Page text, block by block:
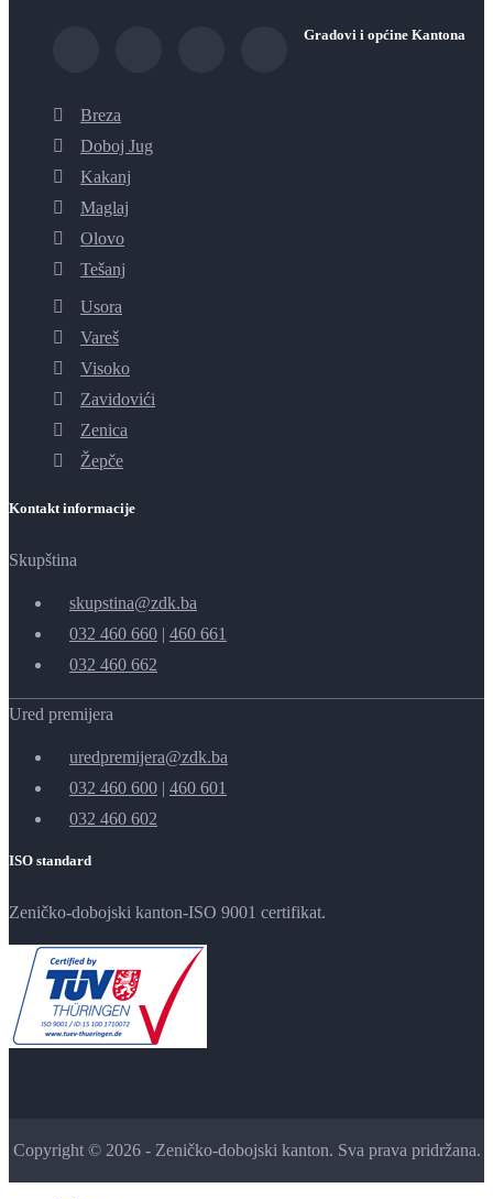
Gradovi i općine Kantona
Breza
Doboj Jug
Kakanj
Maglaj
Olovo
Tešanj
Usora
Vareš
Visoko
Zavidovići
Zenica
Žepče
Kontakt informacije
Skupština
skupstina@zdk.ba
032 460 660 | 460 661
032 460 662
Ured premijera
uredpremijera@zdk.ba
032 460 600 | 460 601
032 460 602
ISO standard
Zeničko-dobojski kanton-ISO 9001 certifikat.
Copyright © 2026 - Zeničko-dobojski kanton. Sva prava pridržana.